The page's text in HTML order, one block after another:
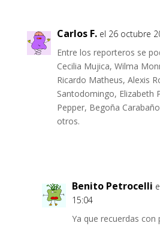
Carlos F. el 26 octubre
Entre los reporteros se
Cecilia Mujica, Wilma
Ricardo Matheus, Alexis
Santodomingo, Elizabeth
Pepper, Begoña
otros.
Benito Petrocelli
15:04
Ya que recuerdas con